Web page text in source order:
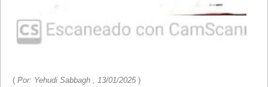
( Por: Yehudi Sabbagh , 13/01/2025 )